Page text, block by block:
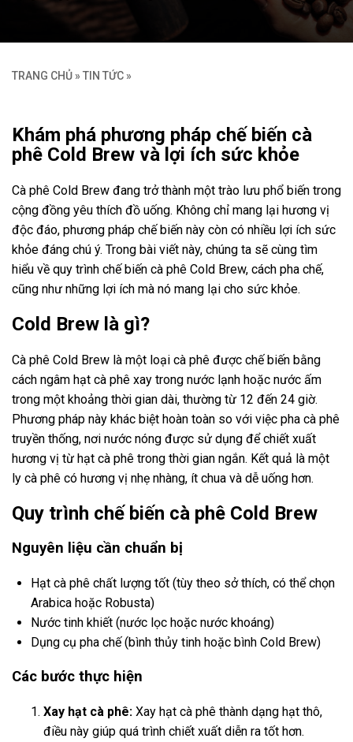
TRANG CHỦ » TIN TỨC »
Khám phá phương pháp chế biến cà
phê Cold Brew và lợi ích sức khỏe
Cà phê Cold Brew đang trở thành một trào lưu phổ biến trong
cộng đồng yêu thích đồ uống. Không chỉ mang lại hương vị
độc đáo, phương pháp chế biến này còn có nhiều lợi ích sức
khỏe đáng chú ý. Trong bài viết này, chúng ta sẽ cùng tìm
hiểu về quy trình chế biến cà phê Cold Brew, cách pha chế,
cũng như những lợi ích mà nó mang lại cho sức khỏe.
Cold Brew là gì?
Cà phê Cold Brew là một loại cà phê được chế biến bằng
cách ngâm hạt cà phê xay trong nước lạnh hoặc nước ấm
trong một khoảng thời gian dài, thường từ 12 đến 24 giờ.
Phương pháp này khác biệt hoàn toàn so với việc pha cà phê
truyền thống, nơi nước nóng được sử dụng để chiết xuất
hương vị từ hạt cà phê trong thời gian ngắn. Kết quả là một
ly cà phê có hương vị nhẹ nhàng, ít chua và dễ uống hơn.
Quy trình chế biến cà phê Cold Brew
Nguyên liệu cần chuẩn bị
Hạt cà phê chất lượng tốt (tùy theo sở thích, có thể chọn
Arabica hoặc Robusta)
Nước tinh khiết (nước lọc hoặc nước khoáng)
Dụng cụ pha chế (bình thủy tinh hoặc bình Cold Brew)
Các bước thực hiện
Xay hạt cà phê: Xay hạt cà phê thành dạng hạt thô,
điều này giúp quá trình chiết xuất diễn ra tốt hơn.